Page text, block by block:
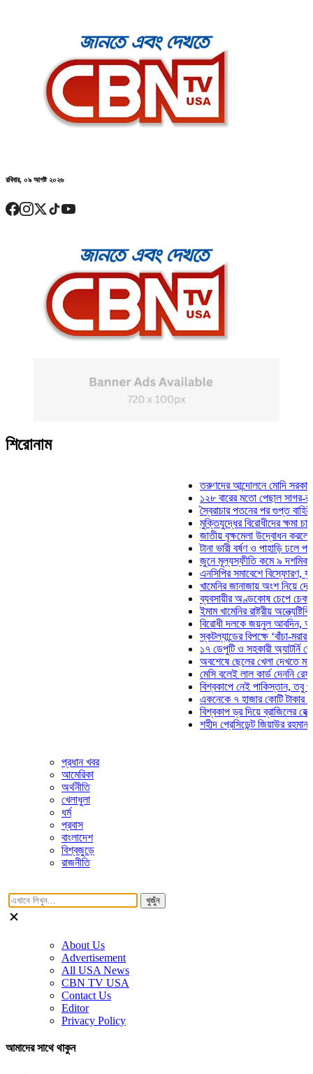
রবিবার, ০৯ আগষ্ট ২০২৬
শিরোনাম
তরুণদের আন্দোলনে মোদি সরকার
১২৮ বারের মতো পেছাল সাগর-রুনি
স্বৈরাচার পতনের পর গুপ্ত বাহিনীর
মুক্তিযুদ্ধের বিরোধীদের ক্ষমা চাইতে
জাতীয় বৃক্ষমেলা উদ্বোধন করলেন
টানা ভারী বর্ষণ ও পাহাড়ি ঢলে
জুনে মূল্যস্ফীতি কমে ৯ দশমিক ১৬
এনসিপির সমাবেশে বিস্ফোরণ,
খামেনির জানাজায় অংশ নিয়ে দেশে
ব্যবসায়ীর অণ্ডকোষ চেপে চেক-
ইমাম খামেনির রাষ্ট্রীয়
বিরোধী দলকে জয়নুল আবদিন,
স্কটল্যান্ডের বিপক্ষে ‘বাঁচা-মরার
১৭ ডেপুটি ও সহকারী অ্যাটর্নি
অবশেষে ছেলের খেলা দেখতে মাঠে
মেসি বলেই লাল কার্ড দেননি রেফারি!
বিশ্বকাপে নেই পাকিস্তান, তবু
একনেকে ৭ হাজার কোটি টাকার ৫
বিশ্বকাপ ড্র দিয়ে ব্রাজিলের হেক্সা
শহীদ প্রেসিডেন্ট জিয়াউর রহমান
প্রধান খবর
আমেরিকা
অর্থনীতি
খেলাধুলা
ধর্ম
প্রবাস
বাংলাদেশ
বিশ্বজুড়ে
রাজনীতি
খুজুঁন
About Us
Advertisement
All USA News
CBN TV USA
Contact Us
Editor
Privacy Policy
আমাদের সাথে থাকুন